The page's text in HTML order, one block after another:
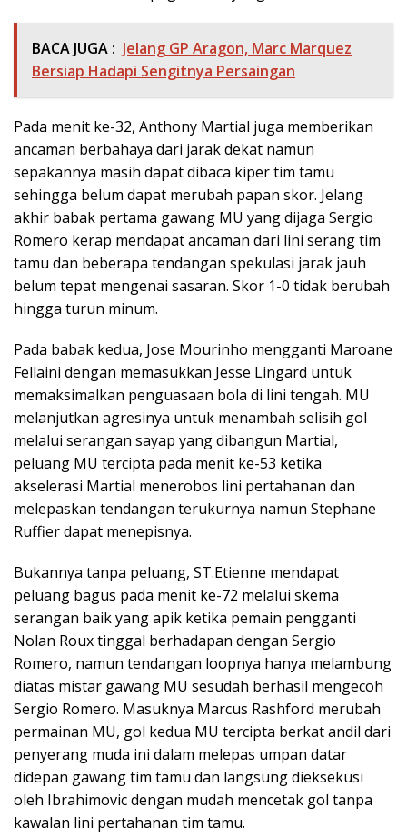
BACA JUGA : Jelang GP Aragon, Marc Marquez
Bersiap Hadapi Sengitnya Persaingan
Pada menit ke-32, Anthony Martial juga memberikan
ancaman berbahaya dari jarak dekat namun
sepakannya masih dapat dibaca kiper tim tamu
sehingga belum dapat merubah papan skor. Jelang
akhir babak pertama gawang MU yang dijaga Sergio
Romero kerap mendapat ancaman dari lini serang tim
tamu dan beberapa tendangan spekulasi jarak jauh
belum tepat mengenai sasaran. Skor 1-0 tidak berubah
hingga turun minum.
Pada babak kedua, Jose Mourinho mengganti Maroane
Fellaini dengan memasukkan Jesse Lingard untuk
memaksimalkan penguasaan bola di lini tengah. MU
melanjutkan agresinya untuk menambah selisih gol
melalui serangan sayap yang dibangun Martial,
peluang MU tercipta pada menit ke-53 ketika
akselerasi Martial menerobos lini pertahanan dan
melepaskan tendangan terukurnya namun Stephane
Ruffier dapat menepisnya.
Bukannya tanpa peluang, ST.Etienne mendapat
peluang bagus pada menit ke-72 melalui skema
serangan baik yang apik ketika pemain pengganti
Nolan Roux tinggal berhadapan dengan Sergio
Romero, namun tendangan loopnya hanya melambung
diatas mistar gawang MU sesudah berhasil mengecoh
Sergio Romero. Masuknya Marcus Rashford merubah
permainan MU, gol kedua MU tercipta berkat andil dari
penyerang muda ini dalam melepas umpan datar
didepan gawang tim tamu dan langsung dieksekusi
oleh Ibrahimovic dengan mudah mencetak gol tanpa
kawalan lini pertahanan tim tamu.